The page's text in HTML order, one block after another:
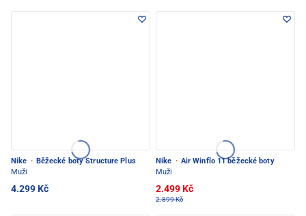
Nike · Běžecké boty Structure Plus
Muži
4.299 Kč
Nike · Air Winflo 11 běžecké boty
Muži
2.499 Kč
2.899 Kč